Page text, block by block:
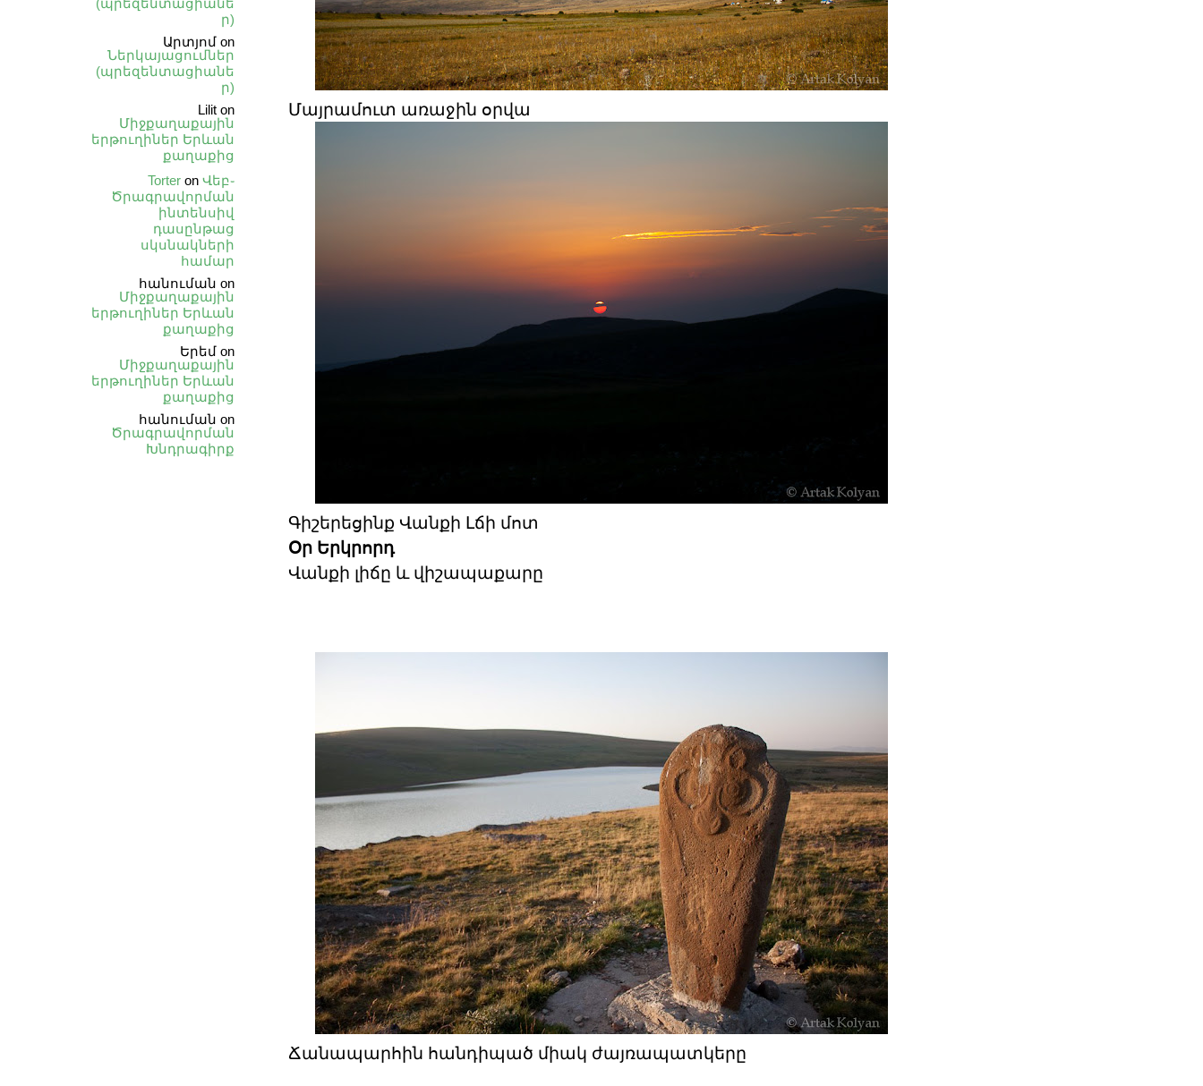
Մայրամուտ առաջին օրվա
Գիշերեցինք Վանքի Լճի մոտ
Օր Երկրորդ
Վանքի լիճը և վիշապաքարը
Ճանապարհին հանդիպած միակ ժայռապատկերը
(պրեզենտացիանե
ր)
Արտյոմ on
Ներկայացումներ
(պրեզենտացիանե
ր)
Lilit on
Միջքաղաքային
երթուղիներ Երևան
քաղաքից
Torter on Վեբ֊
Ծրագրավորման
ինտենսիվ
դասընթաց
սկսնակների
համար
հանուման on
Միջքաղաքային
երթուղիներ Երևան
քաղաքից
Երեմ on
Միջքաղաքային
երթուղիներ Երևան
քաղաքից
հանուման on
Ծրագրավորման
Խնդրագիրք